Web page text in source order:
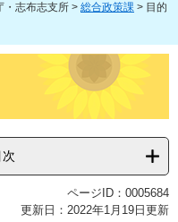
ー
・志布志支所 > 総合政策課 > 目的
ページID：0005684
更新日：2022年1月19日更新